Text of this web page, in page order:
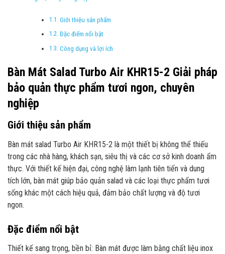
Giới thiệu sản phẩm
Đặc điểm nổi bật
Công dụng và lợi ích
Bàn Mát Salad Turbo Air KHR15-2 Giải pháp
bảo quản thực phẩm tươi ngon, chuyên
nghiệp
Giới thiệu sản phẩm
Bàn mát salad Turbo Air KHR15-2 là một thiết bị không thể thiếu
trong các nhà hàng, khách sạn, siêu thị và các cơ sở kinh doanh ẩm
thực. Với thiết kế hiện đại, công nghệ làm lạnh tiên tiến và dung
tích lớn, bàn mát giúp bảo quản salad và các loại thực phẩm tươi
sống khác một cách hiệu quả, đảm bảo chất lượng và độ tươi
ngon.
Đặc điểm nổi bật
Thiết kế sang trọng, bền bỉ: Bàn mát được làm bằng chất liệu inox